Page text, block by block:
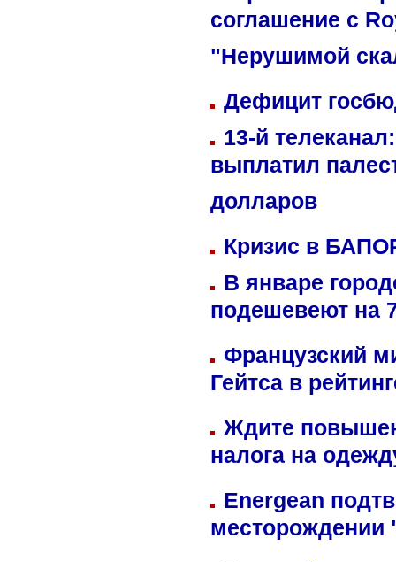
соглашение с
"Нерушимой
Дефицит
13-й
выплатил
долларов
Кризис в
В январе
подешевеют на
Французский
Гейтса в
Ждите
налога на
Energean